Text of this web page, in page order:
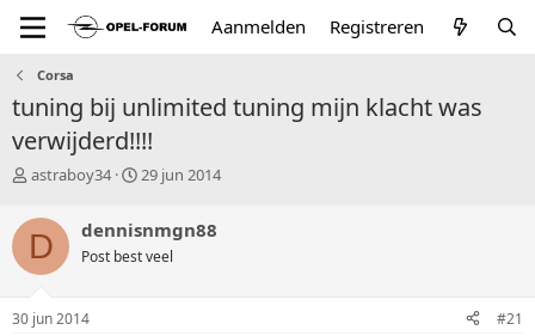
Aanmelden Registreren
Corsa
tuning bij unlimited tuning mijn klacht was
verwijderd!!!!
T
p
i
c
s
a
astraboy34
S
r
t
a
29 jun 2014
D dennisnmgn88
Post best veel
30 jun 2014 #21